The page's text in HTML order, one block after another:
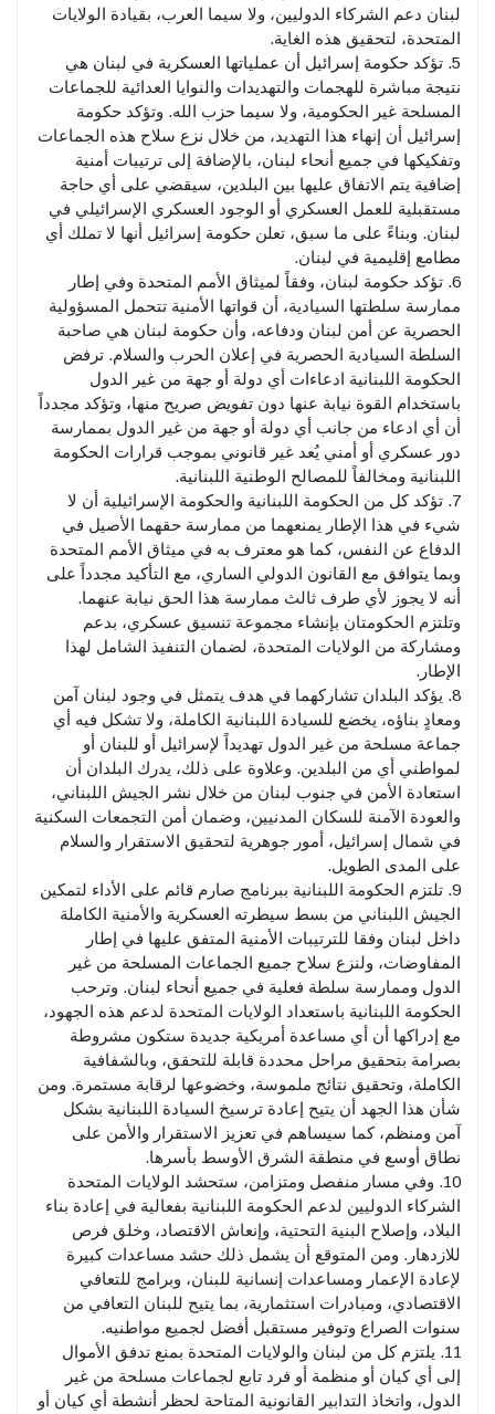
لبنان دعم الشركاء الدوليين، ولا سيما العرب، بقيادة الولايات
المتحدة، لتحقيق هذه الغاية.
5. تؤكد حكومة إسرائيل أن عملياتها العسكرية في لبنان هي
نتيجة مباشرة للهجمات والتهديدات والنوايا العدائية للجماعات
المسلحة غير الحكومية، ولا سيما حزب الله. وتؤكد حكومة
إسرائيل أن إنهاء هذا التهديد، من خلال نزع سلاح هذه الجماعات
وتفكيكها في جميع أنحاء لبنان، بالإضافة إلى ترتيبات أمنية
إضافية يتم الاتفاق عليها بين البلدين، سيقضي على أي حاجة
مستقبلية للعمل العسكري أو الوجود العسكري الإسرائيلي في
لبنان. وبناءً على ما سبق، تعلن حكومة إسرائيل أنها لا تملك أي
مطامع إقليمية في لبنان.
6. تؤكد حكومة لبنان، وفقاً لميثاق الأمم المتحدة وفي إطار
ممارسة سلطتها السيادية، أن قواتها الأمنية تتحمل المسؤولية
الحصرية عن أمن لبنان ودفاعه، وأن حكومة لبنان هي صاحبة
السلطة السيادية الحصرية في إعلان الحرب والسلام. ترفض
الحكومة اللبنانية ادعاءات أي دولة أو جهة من غير الدول
باستخدام القوة نيابة عنها دون تفويض صريح منها، وتؤكد مجدداً
أن أي ادعاء من جانب أي دولة أو جهة من غير الدول بممارسة
دور عسكري أو أمني يُعد غير قانوني بموجب قرارات الحكومة
اللبنانية ومخالفاً للمصالح الوطنية اللبنانية.
7. تؤكد كل من الحكومة اللبنانية والحكومة الإسرائيلية أن لا
شيء في هذا الإطار يمنعهما من ممارسة حقهما الأصيل في
الدفاع عن النفس، كما هو معترف به في ميثاق الأمم المتحدة
وبما يتوافق مع القانون الدولي الساري، مع التأكيد مجدداً على
أنه لا يجوز لأي طرف ثالث ممارسة هذا الحق نيابة عنهما.
وتلتزم الحكومتان بإنشاء مجموعة تنسيق عسكري، بدعم
ومشاركة من الولايات المتحدة، لضمان التنفيذ الشامل لهذا
الإطار.
8. يؤكد البلدان تشاركهما في هدف يتمثل في وجود لبنان آمن
ومعادٍ بناؤه، يخضع للسيادة اللبنانية الكاملة، ولا تشكل فيه أي
جماعة مسلحة من غير الدول تهديداً لإسرائيل أو للبنان أو
لمواطني أي من البلدين. وعلاوة على ذلك، يدرك البلدان أن
استعادة الأمن في جنوب لبنان من خلال نشر الجيش اللبناني،
والعودة الآمنة للسكان المدنيين، وضمان أمن التجمعات السكنية
في شمال إسرائيل، أمور جوهرية لتحقيق الاستقرار والسلام
على المدى الطويل.
9. تلتزم الحكومة اللبنانية ببرنامج صارم قائم على الأداء لتمكين
الجيش اللبناني من بسط سيطرته العسكرية والأمنية الكاملة
داخل لبنان وفقا للترتيبات الأمنية المتفق عليها في إطار
المفاوضات، ولنزع سلاح جميع الجماعات المسلحة من غير
الدول وممارسة سلطة فعلية في جميع أنحاء لبنان. وترحب
الحكومة اللبنانية باستعداد الولايات المتحدة لدعم هذه الجهود،
مع إدراكها أن أي مساعدة أمريكية جديدة ستكون مشروطة
بصرامة بتحقيق مراحل محددة قابلة للتحقق، وبالشفافية
الكاملة، وتحقيق نتائج ملموسة، وخضوعها لرقابة مستمرة. ومن
شأن هذا الجهد أن يتيح إعادة ترسيخ السيادة اللبنانية بشكل
آمن ومنظم، كما سيساهم في تعزيز الاستقرار والأمن على
نطاق أوسع في منطقة الشرق الأوسط بأسرها.
10. وفي مسار منفصل ومتزامن، ستحشد الولايات المتحدة
الشركاء الدوليين لدعم الحكومة اللبنانية بفعالية في إعادة بناء
البلاد، وإصلاح البنية التحتية، وإنعاش الاقتصاد، وخلق فرص
للازدهار. ومن المتوقع أن يشمل ذلك حشد مساعدات كبيرة
لإعادة الإعمار ومساعدات إنسانية للبنان، وبرامج للتعافي
الاقتصادي، ومبادرات استثمارية، بما يتيح للبنان التعافي من
سنوات الصراع وتوفير مستقبل أفضل لجميع مواطنيه.
11. يلتزم كل من لبنان والولايات المتحدة بمنع تدفق الأموال
إلى أي كيان أو منظمة أو فرد تابع لجماعات مسلحة من غير
الدول، واتخاذ التدابير القانونية المتاحة لحظر أنشطة أي كيان أو